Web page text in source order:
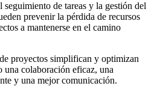
de tareas y la gestión del
prevenir la pérdida de recursos
a mantenerse en el camino
proyectos simplifican y optimizan
colaboración eficaz, una
y una mejor comunicación.